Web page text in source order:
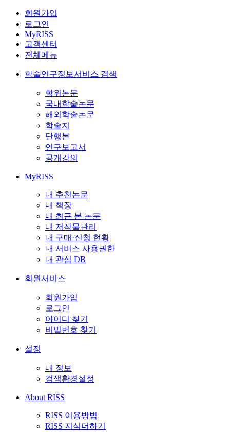
회원가입
로그인
MyRISS
고객센터
전체메뉴
학술연구정보서비스 검색
학위논문
국내학술논문
해외학술논문
학술지
단행본
연구보고서
공개강의
MyRISS
내 추천논문
내 책장
내 최근 본 논문
내 저작물관리
내 구매·신청 현황
내 서비스 사용권한
내 관심 DB
회원서비스
회원가입
로그인
아이디 찾기
비밀번호 찾기
설정
내 정보
검색환경설정
About RISS
RISS 이용방법
RISS 지식더하기